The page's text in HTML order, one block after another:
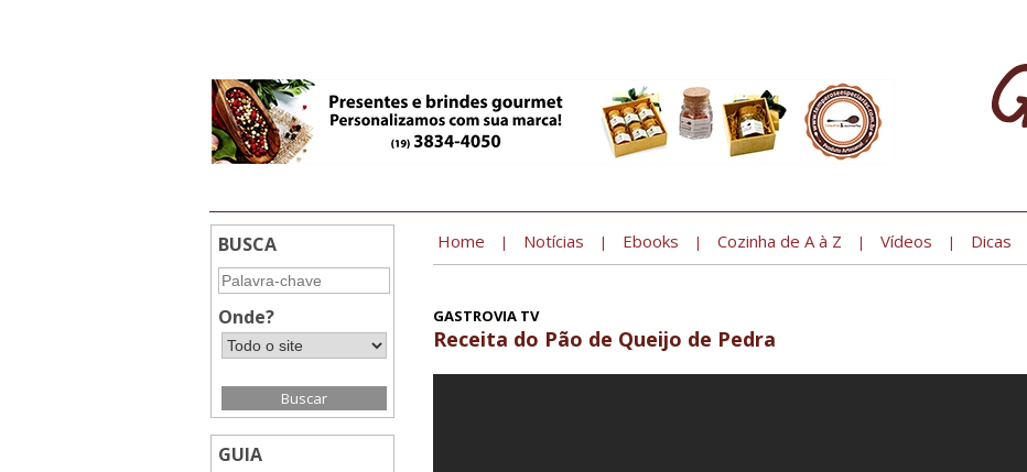
BUSCA
Onde?
GUIA
Home | Notícias | Ebooks | Cozinha de A à Z | Vídeos | Dicas
GASTROVIA TV
Receita do Pão de Queijo de Pedra